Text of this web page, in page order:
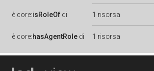
è core:isRoleOf di 1 risorsa
è core:hasAgentRole di 1 risorsa